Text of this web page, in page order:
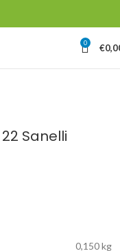
0 €
Sanelli
0,150 kg